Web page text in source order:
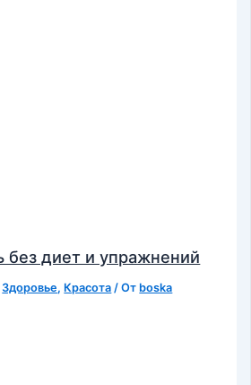
без диет и упражнений
Здоровье, Красота / От boska